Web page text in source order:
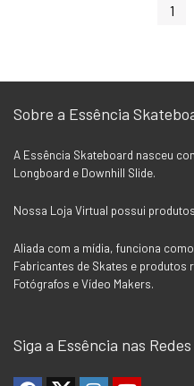
1
Sobre a Essência
A Essência Skateboard nasceu
Longboard e Downhill Slide.
Nossa Loja Virtual possui
Aliada com a mídia, funciona
Fabricantes de Skates e
Fotógrafos e Vídeo Makers.
Siga a Essência nas